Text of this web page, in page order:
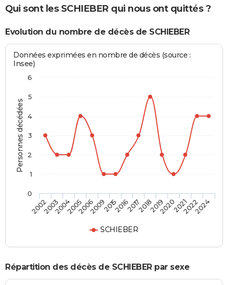
Qui sont les SCHIEBER qui nous ont quittés ?
Evolution du nombre de décès de SCHIEBER
Personnes décédées
Données exprimées en nombre de décès (source :
Insee)
SCHIEBER
200220032004200520062009201520162017201820192020202120222024
0
1
2
3
4
5
6
Répartition des décès de SCHIEBER par sexe